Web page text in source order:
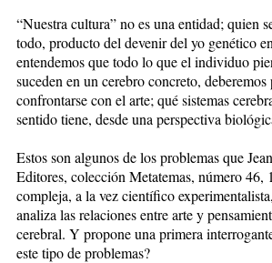
“Nuestra cultura” no es una entidad; quien
todo, producto del devenir del yo genético
entendemos que todo lo que el individuo
suceden en un cerebro concreto,
confrontarse con el arte; qué sistemas
sentido tiene, desde una perspectiva
Estos son algunos de los problemas que
Editores, colección Metatemas, número
compleja, a la vez científico
analiza las relaciones entre arte y
cerebral. Y propone una primera
este tipo de problemas?